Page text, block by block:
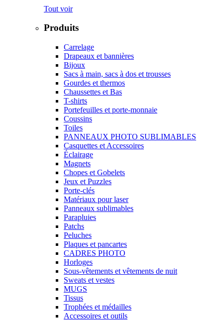
Tout voir
Produits
Carrelage
Drapeaux et bannières
Bijoux
Sacs à main, sacs à dos et trousses
Gourdes et thermos
Chaussettes et Bas
T-shirts
Portefeuilles et porte-monnaie
Coussins
Toiles
PANNEAUX PHOTO SUBLIMABLES
Casquettes et Accessoires
Éclairage
Magnets
Chopes et Gobelets
Jeux et Puzzles
Porte-clés
Matériaux pour laser
Panneaux sublimables
Parapluies
Patchs
Peluches
Plaques et pancartes
CADRES PHOTO
Horloges
Sous-vêtements et vêtements de nuit
Sweats et vestes
MUGS
Tissus
Trophées et médailles
Accessoires et outils